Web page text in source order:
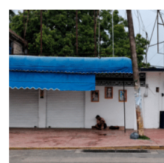
Derivado de lo anterior,a este
autoridades estatales y
la titular delConsejo de la
Salazar Varela, en representación
municipal de Felipe Carrillo Puerto,
Cabe mencionar que eneste